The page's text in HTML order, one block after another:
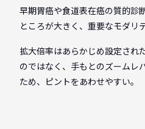
早期胃癌や食道表在癌の質的診
ところが大きく、重要なモダリ
拡大倍率はあらかじめ設定され
のではなく、手もとのズームレ
ため、ピントをあわせやすい。